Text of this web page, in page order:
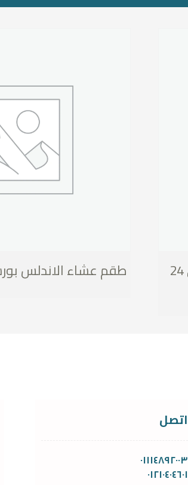
طقم عشاء الاندلس طقم عشاء كوتاهيا بورسلين تركي 24
اتصل
٠١١١٤٨٩٢٠٠٣
٠١٢١٠٤٠٤٦٠١